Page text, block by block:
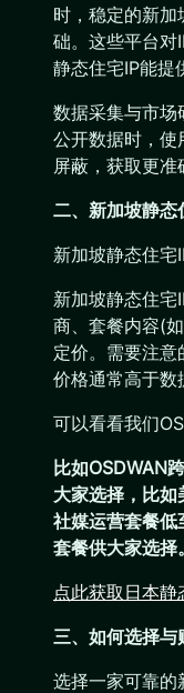
时，稳定的新加
础。这些平台对
静态住宅IP能提
数据采集与市场
公开数据时，使
屏蔽，获取更准
二、新加坡静态
新加坡静态住宅
新加坡静态住宅
商、套餐内容(
定价。需要注意
价格通常高于数
可以看看我们
比如OSDWAN
大家选择，比
社媒运营套餐
套餐供大家选择。
点此获取日本静
三、如何选择与
选择一家可靠的